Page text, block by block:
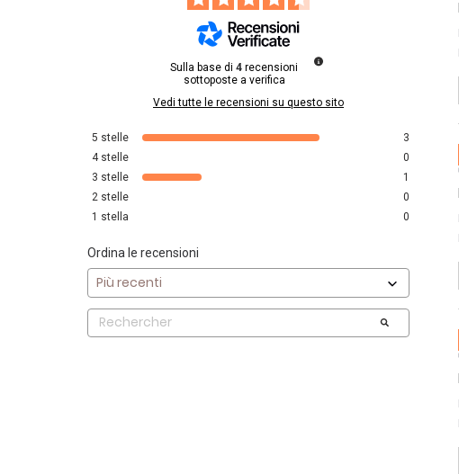
Sulla base di 4 recensioni
sottoposte a verifica
Vedi tutte le recensioni su questo sito
5 stelle
3
4 stelle
0
3 stelle
1
2 stelle
0
1 stella 0
Ordina le recensioni